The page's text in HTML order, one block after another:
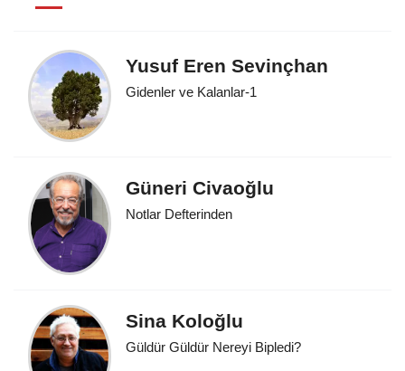
Yusuf Eren Sevinçhan
Gidenler ve Kalanlar-1
Güneri Civaoğlu
Notlar Defterinden
Sina Koloğlu
Güldür Güldür Nereyi Bipledi?